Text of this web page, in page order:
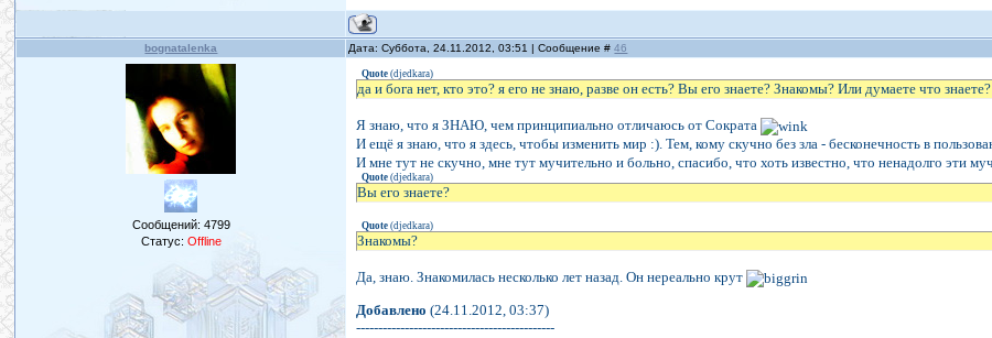
bognatalenka Дата: Суббота, 24.11.2012, 03:51 | Сообщение #46
Сообщений: 4799
Статус: Offline
Quote (djedkara)
да и бога нет, кто это? я его не знаю, разве он есть? Вы его знаете? Знакомы? Или думаете что знаете?
Я знаю, что я ЗНАЮ, чем принципиально отличаюсь от Сократа
И ещё я знаю, что я здесь, чтобы изменить мир :). Тем, кому скучно без зла - бесконечность в
И мне тут не скучно, мне тут мучительно и больно, спасибо, что хоть известно, что ненадолго эти
Quote (djedkara)
Вы его знаете?
Quote (djedkara)
Знакомы?
Да, знаю. Знакомилась несколько лет назад. Он нереально крут
Добавлено (24.11.2012, 03:37)
---------------------------------------------